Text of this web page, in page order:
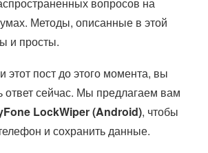
вопросов на
Методы, описанные в этой
и просты.
этот пост до этого момента, вы
ответ сейчас. Мы предлагаем вам
LockWiper (Android), чтобы
и сохранить данные.